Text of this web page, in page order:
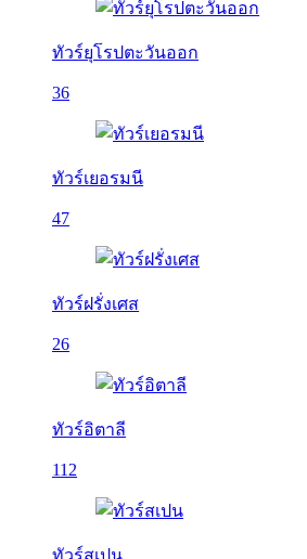
ทัวร์ยุโรปตะวันออก
36
ทัวร์เยอรมนี
47
ทัวร์ฝรั่งเศส
26
ทัวร์อิตาลี
112
ทัวร์สเปน